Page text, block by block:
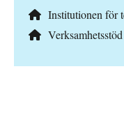
Institutionen för